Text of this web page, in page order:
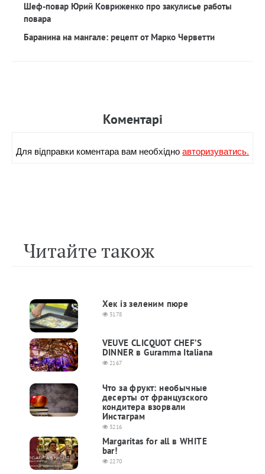
Шеф-повар Юрий Ковриженко про закулисье работы
повара
Баранина на мангале: рецепт от Марко Черветти
Коментарi
Для вiдправки коментара вам необхiдноавторизуватись.
Читайте також
Хек із зеленим пюре
3178
VEUVE CLICQUOT CHEF’S
DINNER в Guramma Italiana
2167
Что за фрукт: необычные
десерты от французского
кондитера взорвали
Инстаграм
3216
Margaritas for all в WHITE
bar!
2270